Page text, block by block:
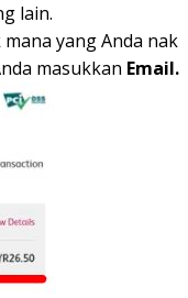
lain.
yang Anda nak
masukkan Email.